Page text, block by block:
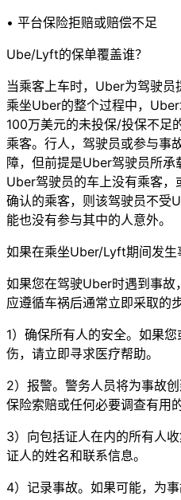
• 平台保险拒赔或赔偿不足
Ube/Lyft的保单覆盖谁？
当乘客上车时，Uber为驾驶
乘坐Uber的整个过程中，
100万美元的未投保/投保不足
乘客。行人，驾驶员或参与事
障，但前提是Uber驾驶员所
Uber驾驶员的车上没有乘客
确认的乘客，则该驾驶员不受
能也没有参与其中的人意外。
如果在乘坐Uber/Lyft期间发生
如果您在驾驶Uber时遇到事
应遵循车祸后通常立即采取的步
1）确保所有人的安全。如果
伤，请立即寻求医疗帮助。
2）报警。警务人员将为事故
保险索赔或任何必要调查有用
3）向包括证人在内的所有人
证人的姓名和联系信息。
4）记录事故。如果可能，为